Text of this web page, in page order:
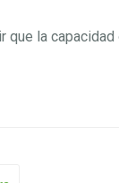
que la